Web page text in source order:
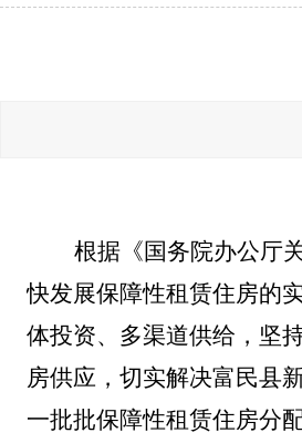
根据《国务院办公厅
快发展保障性租赁住房的
体投资、多渠道供给，坚
房供应 ， 切实解决富民县
一批批保障性租赁住房分